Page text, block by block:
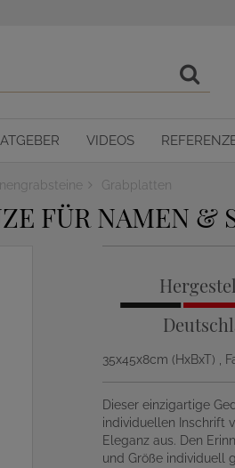
VIDEOS
Grabplatten
FÜR NAMEN &
35x45x8cm (HxBxT)
,
Dieser einzigartige
individuellen Inschrift
Eleganz aus. Den
und Größe individuell